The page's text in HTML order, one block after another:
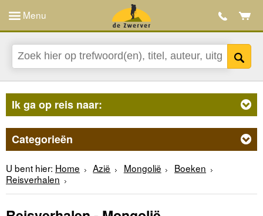
Menu
Ik ga op reis naar:
Categorieën
U bent hier: Home Azië Mongolië
Boeken
Reisverhalen